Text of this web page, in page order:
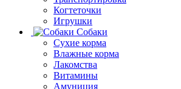
Когтеточки
Игрушки
Собаки
Сухие корма
Влажные корма
Лакомства
Витамины
Амуниция